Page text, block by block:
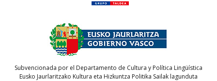
Subvencionada por el Departamento de Cultura y Política Lingüística
Eusko Jaurlaritzako Kultura eta Hizkuntza Politika Sailak lagunduta